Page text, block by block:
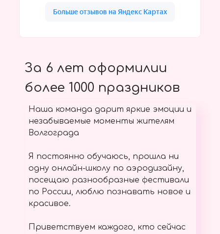
За 6 лет оформилии
более 1000 праздников
Наша команда дарит яркие эмоции и
незабываемые моменты жителям
Волгограда
Я постоянно обучаюсь, прошла ни
одну онлайн-школу по аэродизайну,
посещаю разнообразные фестивали
по России, люблю познавать новое и
красивое.
Приветствуем каждого, кто сейчас